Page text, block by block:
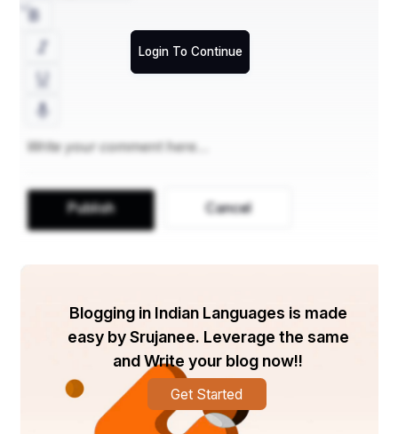
आप ईश्वर की सहायता से उन कठिनाइयों को आसानी से पार करते
जाएंगे। तब आपका जीवन बहुत सुंदर एवं सुखमय बन जाएगा।"*
Login To Continue
Publish Cancel
Blogging in Indian Languages is made
easy by Srujanee. Leverage the same
and Write your blog now!!
Get Started